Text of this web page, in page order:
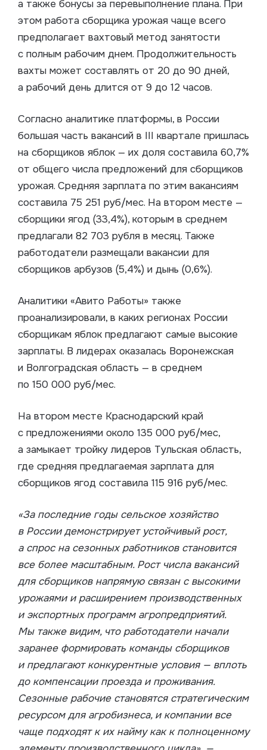
а также бонусы за перевыполнение плана. При
этом работа сборщика урожая чаще всего
предполагает вахтовый метод занятости
с полным рабочим днем. Продолжительность
вахты может составлять от 20 до 90 дней,
а рабочий день длится от 9 до 12 часов.
Согласно аналитике платформы, в России
большая часть вакансий в III квартале пришлась
на сборщиков яблок — их доля составила 60,7%
от общего числа предложений для сборщиков
урожая. Средняя зарплата по этим вакансиям
составила 75 251 руб/мес. На втором месте —
сборщики ягод (33,4%), которым в среднем
предлагали 82 703 рубля в месяц. Также
работодатели размещали вакансии для
сборщиков арбузов (5,4%) и дынь (0,6%).
Аналитики «Авито Работы» также
проанализировали, в каких регионах России
сборщикам яблок предлагают самые высокие
зарплаты. В лидерах оказалась Воронежская
и Волгоградская область — в среднем
по 150 000 руб/мес.
На втором месте Краснодарский край
с предложениями около 135 000 руб/мес,
а замыкает тройку лидеров Тульская область,
где средняя предлагаемая зарплата для
сборщиков ягод составила 115 916 руб/мес.
«За последние годы сельское хозяйство
в России демонстрирует устойчивый рост,
а спрос на сезонных работников становится
все более масштабным. Рост числа вакансий
для сборщиков напрямую связан с высокими
урожаями и расширением производственных
и экспортных программ агропредприятий.
Мы также видим, что работодатели начали
заранее формировать команды сборщиков
и предлагают конкурентные условия — вплоть
до компенсации проезда и проживания.
Сезонные рабочие становятся стратегическим
ресурсом для агробизнеса, и компании все
чаще подходят к их найму как к полноценному